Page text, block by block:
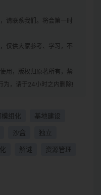
请联系我们。将会第一时
仅供大家参考、学习，不
用，版权归原著所有，禁
为，请于24小时之内删除!
模组化 基地建设
沙盒 独立
解谜 资源管理